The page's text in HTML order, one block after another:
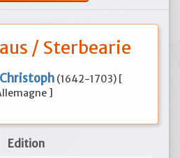
/ Sterbearie
(1642-1703) [
]
Edition